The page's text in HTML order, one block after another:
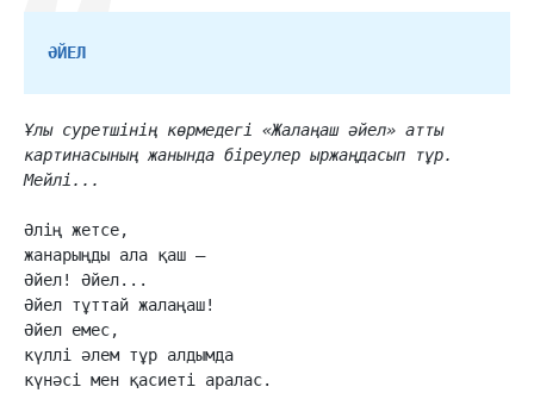
ӘЙЕЛ
Ұлы суретшінің көрмедегі «Жалаңаш әйел» атты
картинасының жанында біреулер ыржаңдасып тұр.
Мейлі...
Әлің жетсе,
жанарыңды ала қаш –
Әйел! Әйел...
Әйел тұттай жалаңаш!
Әйел емес,
күллі әлем тұр алдымда
күнәсі мен қасиеті аралас.